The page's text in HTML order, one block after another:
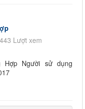
Lượt xem
Hợp Người sử dụng